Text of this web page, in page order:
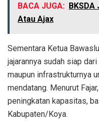
BACA JUGA:
Atau Ajax
Sementara Ketua
jajarannya sudah siap
maupun infrastrukturnya
mendatang. Menurut
peningkatan kapasitas,
Kabupaten/Koya.